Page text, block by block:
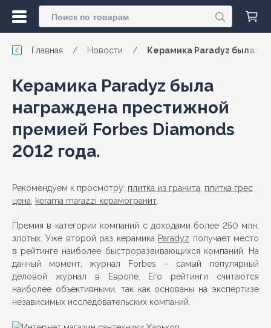
Главная / Новости / Керамика Paradyz была
Керамика Paradyz была
награждена престижной
премией Forbes Diamonds
2012 года.
Рекомендуем к просмотру: плитка из гранита плитка грес
цена
kerama marazzi керамогранит
Премия в категории компаний с доходами более 250 млн.
злотых. Уже второй раз керамика Paradyz получает место
в рейтинге наиболее быстроразвивающихся компаний. На
данный момент, журнал Forbes – самый популярный
деловой журнал в Европе. Его рейтинги считаются
наиболее объективными, так как основаны на экспертизе
независимых исследовательских компаний.